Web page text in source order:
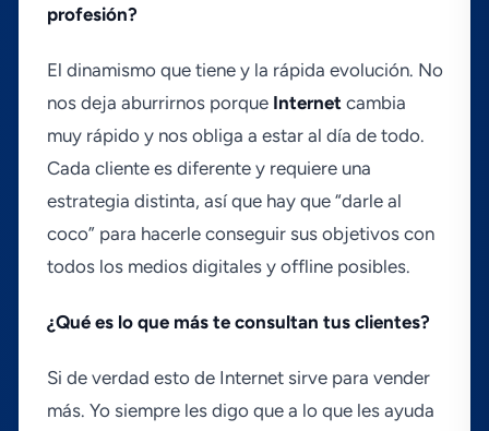
profesión?
El dinamismo que tiene y la rápida evolución. No
nos deja aburrirnos porque Internet cambia
muy rápido y nos obliga a estar al dí­a de todo.
Cada cliente es diferente y requiere una
estrategia distinta, así­ que hay que “darle al
coco” para hacerle conseguir sus objetivos con
todos los medios digitales y offline posibles.
¿Qué es lo que más te consultan tus clientes?
Si de verdad esto de Internet sirve para vender
más. Yo siempre les digo que a lo que les ayuda